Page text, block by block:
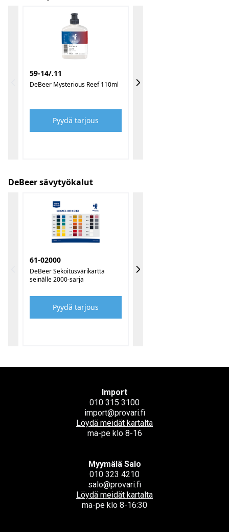
59-14/.11
DeBeer Mysterious Reef 110ml
Pyydä tarjous
DeBeer sävytyökalut
61-02000
DeBeer Sekoitusvärikartta
seinälle 2000-sarja
Pyydä tarjous
Import
010 315 3100
import@provari.fi
Löydä meidät kartalta
ma-pe klo 8-16
Myymälä Salo
010 323 4210
salo@provari.fi
Löydä meidät kartalta
ma-pe klo 8-16:30